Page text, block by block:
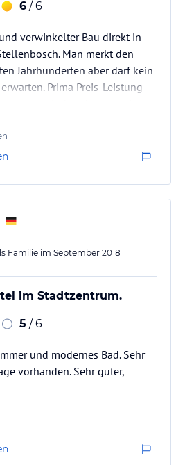
6 / 6
verwinkelter Bau direkt in
Man merkt den
Jahrhunderten aber darf kein
Prima Preis-Leistung
dass die Parkgarage recht
möglich aber nicht immer
Familie im September 2018
im Stadtzentrum.
5 / 6
und modernes Bad. Sehr
vorhanden. Sehr guter,